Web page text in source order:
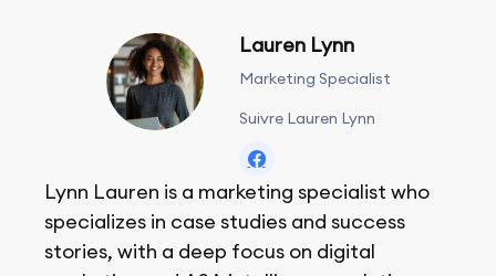
Lauren Lynn
Marketing Specialist
Suivre Lauren Lynn
Lynn Lauren is a marketing specialist who
specializes in case studies and success
stories, with a deep focus on digital